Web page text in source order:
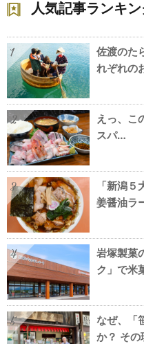
人気記事ランキ
1
佐渡のた
れぞれの
2
えっ、こ
スパ…
3
「新潟
姜醤油ラ
4
岩塚製菓
ク」で米
5
なぜ、「
か？ そ